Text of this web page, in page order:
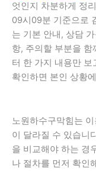
엇인지 차분하게 정
09시09분 기준으로
는 기본 안내, 상담
항, 주의할 부분을
터 한 가지 내용만
확인하면 본인 상황
노원하수구막힘는
이 달라질 수 있습니
을 비교해야 하는 경
나 절차를 먼저 확인